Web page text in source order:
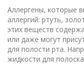
Аллергены, которые
аллергий: ртуть,
этих веществ
или даже могут
для полости рта.
жидкости для